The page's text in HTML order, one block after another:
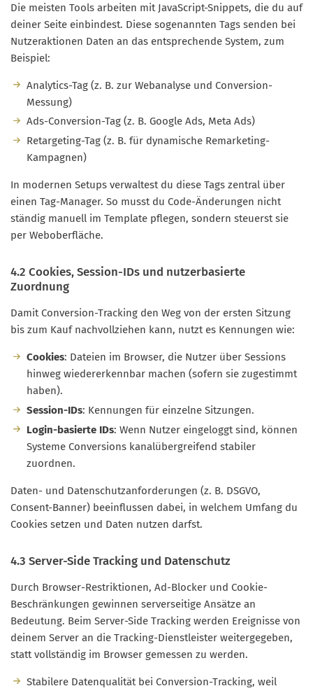
Die meisten Tools arbeiten mit JavaScript-Snippets, die du auf
deiner Seite einbindest. Diese sogenannten Tags senden bei
Nutzeraktionen Daten an das entsprechende System, zum
Beispiel:
Analytics-Tag (z. B. zur Webanalyse und Conversion-
Messung)
Ads-Conversion-Tag (z. B. Google Ads, Meta Ads)
Retargeting-Tag (z. B. für dynamische Remarketing-
Kampagnen)
In modernen Setups verwaltest du diese Tags zentral über
einen Tag-Manager. So musst du Code-Änderungen nicht
ständig manuell im Template pflegen, sondern steuerst sie
per Weboberfläche.
4.2 Cookies, Session-IDs und nutzerbasierte
Zuordnung
Damit Conversion-Tracking den Weg von der ersten Sitzung
bis zum Kauf nachvollziehen kann, nutzt es Kennungen wie:
Cookies: Dateien im Browser, die Nutzer über Sessions
hinweg wiedererkennbar machen (sofern sie zugestimmt
haben).
Session-IDs: Kennungen für einzelne Sitzungen.
Login-basierte IDs: Wenn Nutzer eingeloggt sind, können
Systeme Conversions kanalübergreifend stabiler
zuordnen.
Daten- und Datenschutzanforderungen (z. B. DSGVO,
Consent-Banner) beeinflussen dabei, in welchem Umfang du
Cookies setzen und Daten nutzen darfst.
4.3 Server-Side Tracking und Datenschutz
Durch Browser-Restriktionen, Ad-Blocker und Cookie-
Beschränkungen gewinnen serverseitige Ansätze an
Bedeutung. Beim Server-Side Tracking werden Ereignisse von
deinem Server an die Tracking-Dienstleister weitergegeben,
statt vollständig im Browser gemessen zu werden.
Stabilere Datenqualität bei Conversion-Tracking, weil